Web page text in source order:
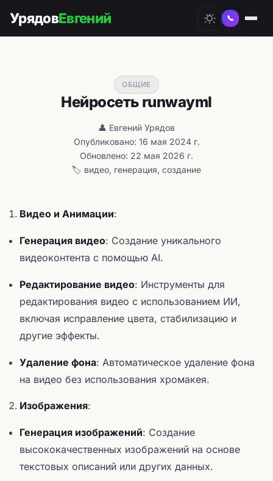
УрядовЕвгений 📞
ОБЩИЕ
Нейросеть runwayml
👤 Евгений Урядов
Опубликовано: 16 мая 2024 г.
Обновлено: 22 мая 2026 г.
🏷️ видео, генерация, создание
Видео и Анимации:
Генерация видео: Создание уникального
видеоконтента с помощью AI.
Редактирование видео: Инструменты для
редактирования видео с использованием ИИ,
включая исправление цвета, стабилизацию и
другие эффекты.
Удаление фона: Автоматическое удаление фона
на видео без использования хромакея.
Изображения:
Генерация изображений: Создание
высококачественных изображений на основе
текстовых описаний или других данных.